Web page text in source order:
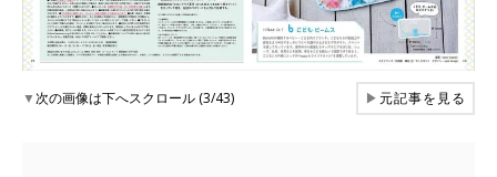
▼次の画像は下へスクロール (3/43) ▶元記事を見る